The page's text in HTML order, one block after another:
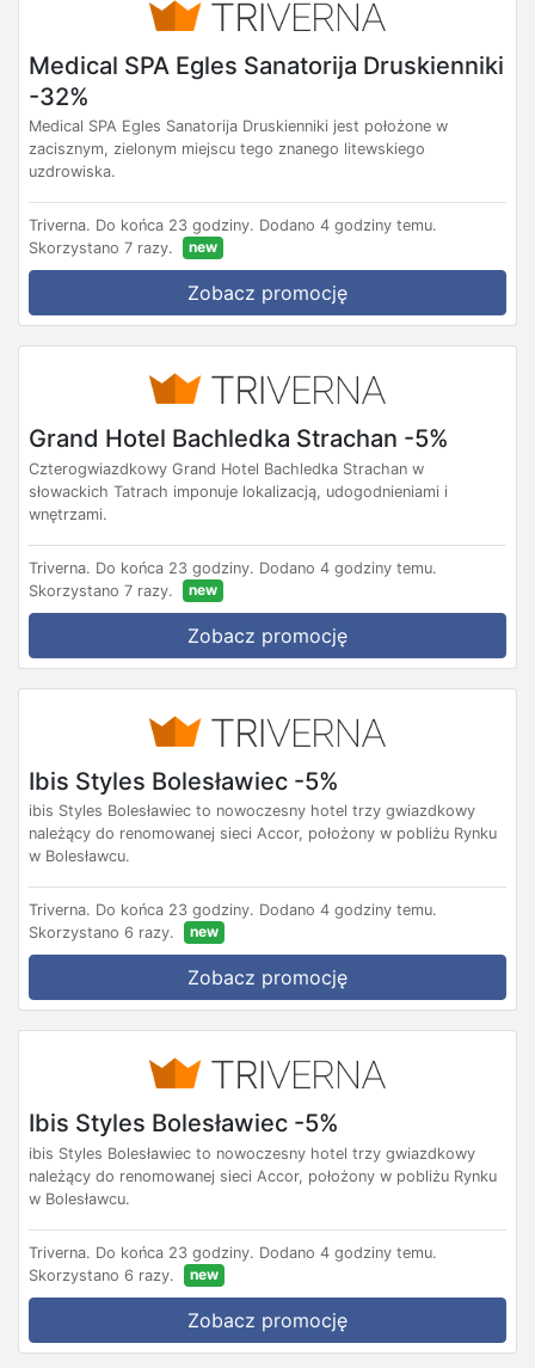
Medical SPA Egles Sanatorija Druskienniki
-32%
Medical SPA Egles Sanatorija Druskienniki jest położone w
zacisznym, zielonym miejscu tego znanego litewskiego
uzdrowiska.
Triverna. Do końca 23 godziny. Dodano 4 godziny temu.
Skorzystano 7 razy.
new
Zobacz promocję
Grand Hotel Bachledka Strachan -5%
Czterogwiazdkowy Grand Hotel Bachledka Strachan w
słowackich Tatrach imponuje lokalizacją, udogodnieniami i
wnętrzami.
Triverna. Do końca 23 godziny. Dodano 4 godziny temu.
Skorzystano 7 razy.
new
Zobacz promocję
Ibis Styles Bolesławiec -5%
ibis Styles Bolesławiec to nowoczesny hotel trzy gwiazdkowy
należący do renomowanej sieci Accor, położony w pobliżu Rynku
w Bolesławcu.
Triverna. Do końca 23 godziny. Dodano 4 godziny temu.
Skorzystano 6 razy.
new
Zobacz promocję
Ibis Styles Bolesławiec -5%
ibis Styles Bolesławiec to nowoczesny hotel trzy gwiazdkowy
należący do renomowanej sieci Accor, położony w pobliżu Rynku
w Bolesławcu.
Triverna. Do końca 23 godziny. Dodano 4 godziny temu.
Skorzystano 6 razy.
new
Zobacz promocję